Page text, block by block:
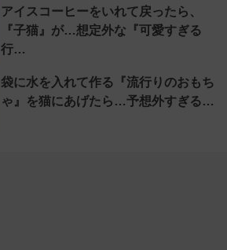
アイスコーヒーをいれて戻ったら、
『子猫』が…想定外な『可愛すぎる
行…
袋に水を入れて作る『流行りのおもち
ゃ』を猫にあげたら…予想外すぎる…